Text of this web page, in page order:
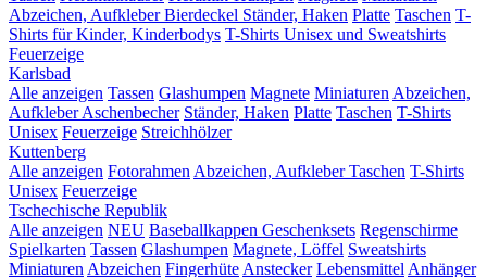
Abzeichen, AufkleberBierdeckel Ständer, Haken Platte Taschen T-
Shirts für Kinder, Kinderbodys T-Shirts Unisex und Sweatshirts
Feuerzeige
Karlsbad
Alle anzeigen Tassen Glashumpen Magnete Miniaturen Abzeichen,
AufkleberAschenbecher Ständer, Haken Platte Taschen T-Shirts
Unisex Feuerzeige Streichhölzer
Kuttenberg
Alle anzeigen Fotorahmen Abzeichen, AufkleberTaschen T-Shirts
Unisex Feuerzeige
Tschechische Republik
Alle anzeigen NEU Baseballkappen Geschenksets Regenschirme
Spielkarten Tassen Glashumpen Magnete, Löffel Sweatshirts
Miniaturen Abzeichen Fingerhüte Anstecker Lebensmittel Anhänger